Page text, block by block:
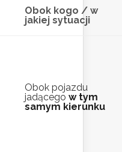
Obok kogo / w
jakiej sytuacji
Obok pojazdu
jadącego w tym
samym kierunku